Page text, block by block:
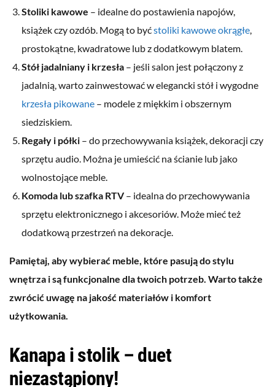
Stoliki kawowe – idealne do postawienia napojów,
książek czy ozdób. Mogą to byćstoliki kawowe okrągłe,
prostokątne, kwadratowe lub z dodatkowym blatem.
Stół jadalniany i krzesła – jeśli salon jest połączony z
jadalnią, warto zainwestować w elegancki stół i wygodne
krzesła pikowane – modele z miękkim i obszernym
siedziskiem.
Regały i półki – do przechowywania książek, dekoracji czy
sprzętu audio. Można je umieścić na ścianie lub jako
wolnostojące meble.
Komoda lub szafka RTV– idealna do przechowywania
sprzętu elektronicznego i akcesoriów. Może mieć też
dodatkową przestrzeń na dekoracje.
Pamiętaj, aby wybierać meble, które pasują do stylu
wnętrza i są funkcjonalne dla twoich potrzeb. Warto także
zwrócić uwagę na jakość materiałów i komfort
użytkowania.
Kanapa i stolik – duet
niezastąpiony!